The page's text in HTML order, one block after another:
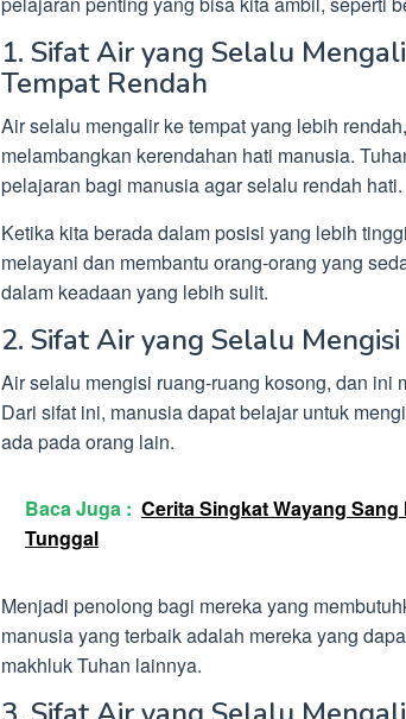
1. Sifat Air yang Selalu
Tempat Rendah
Air selalu mengalir ke tempat yang lebih
melambangkan kerendahan hati manusia.
pelajaran bagi manusia agar selalu rendah hati.
Ketika kita berada dalam posisi yang lebih
melayani dan membantu orang-orang yang
dalam keadaan yang lebih sulit.
2. Sifat Air yang Selalu
Air selalu mengisi ruang-ruang kosong, dan ini
Dari sifat ini, manusia dapat belajar untuk
ada pada orang lain.
Baca Juga : Cerita Singkat Wayang
Tunggal
Menjadi penolong bagi mereka yang
manusia yang terbaik adalah mereka yang
makhluk Tuhan lainnya.